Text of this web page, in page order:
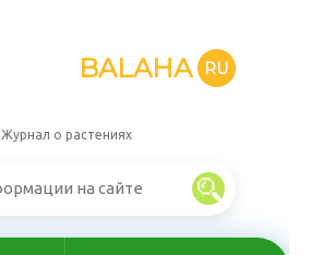
BALAHA RU
Журнал о растениях